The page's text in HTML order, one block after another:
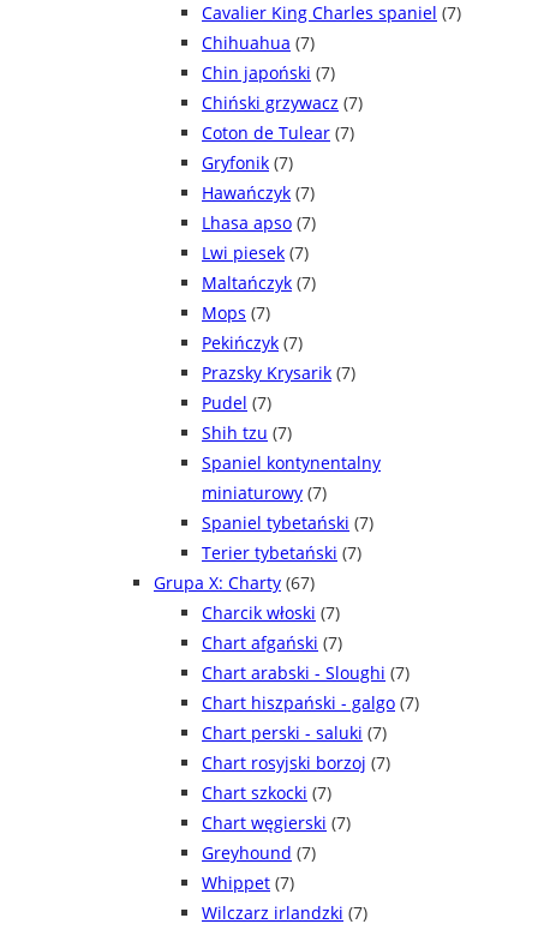
Cavalier King Charles spaniel (7)
Chihuahua (7)
Chin japoński (7)
Chiński grzywacz (7)
Coton de Tulear (7)
Gryfonik (7)
Hawańczyk (7)
Lhasa apso (7)
Lwi piesek (7)
Maltańczyk (7)
Mops (7)
Pekińczyk (7)
Prazsky Krysarik (7)
Pudel (7)
Shih tzu (7)
Spaniel kontynentalny
miniaturowy (7)
Spaniel tybetański (7)
Terier tybetański (7)
Grupa X: Charty (67)
Charcik włoski (7)
Chart afgański (7)
Chart arabski - Sloughi (7)
Chart hiszpański - galgo (7)
Chart perski - saluki (7)
Chart rosyjski borzoj (7)
Chart szkocki (7)
Chart węgierski (7)
Greyhound (7)
Whippet (7)
Wilczarz irlandzki (7)